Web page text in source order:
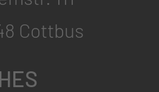
Cottbus